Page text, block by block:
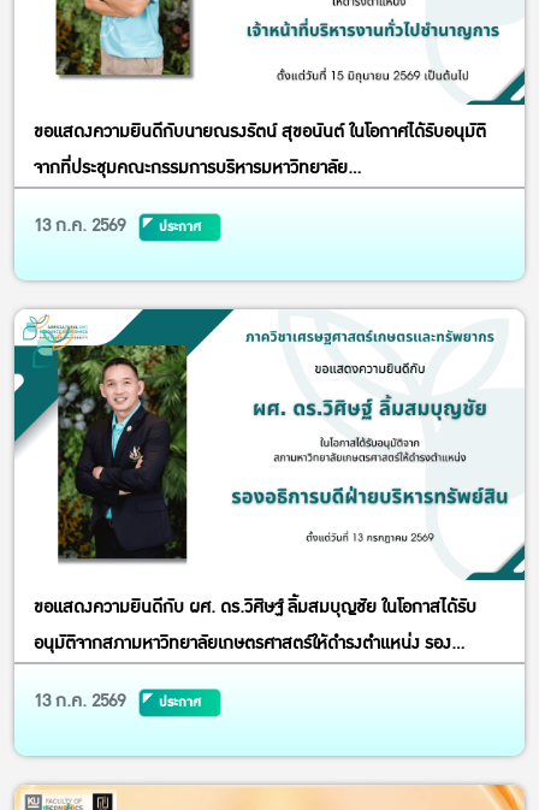
ขอแสดงความยินดีกับนายณรงรัตน์ สุขอนันต์ ในโอกาศได้รับอนุมัติ
จากที่ประชุมคณะกรรมการบริหารมหาวิทยาลัย
ชำนาญการ
13 ก.ค. 2569 ประกาศ
ขอแสดงความยินดีกับ ผศ. ดร.วิศิษฐ์ ลิ้มสมบุญชัย ในโอกาสได้รับ
อนุมัติจากสภามหาวิทยาลัยเกษตรศาสตร์ให้ดำรงตำแหน่ง รอง
13 ก.ค. 2569 ประกาศ